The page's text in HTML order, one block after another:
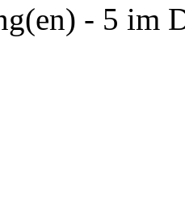
- 5 im